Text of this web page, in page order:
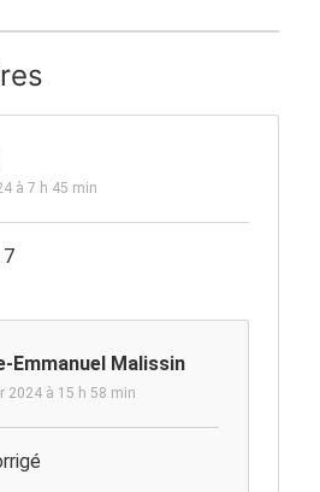
à 7 h 45 min
Emmanuel Malissin
2024 à 15 h 58 min